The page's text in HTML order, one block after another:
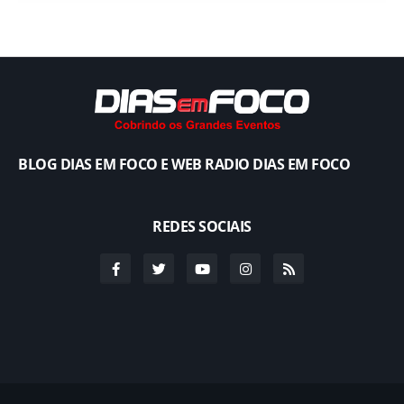
BLOG DIAS EM FOCO E WEB RADIO DIAS EM FOCO
REDES SOCIAIS